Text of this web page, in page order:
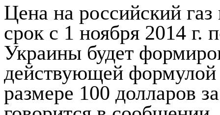
Цена на российский
срок с 1 ноября 2014 г.
Украины будет
действующей формулой
размере 100 долларов